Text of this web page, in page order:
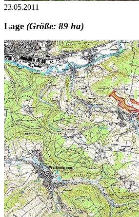
23.05.2011
Lage (Größe: 89 ha)